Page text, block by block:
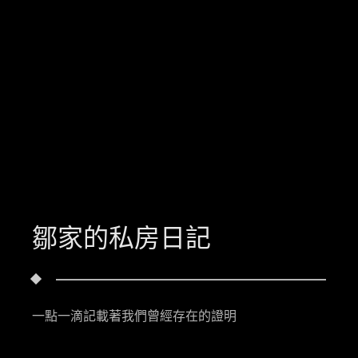
鄒家的私房日記
一點一滴記載著我們曾經存在的證明